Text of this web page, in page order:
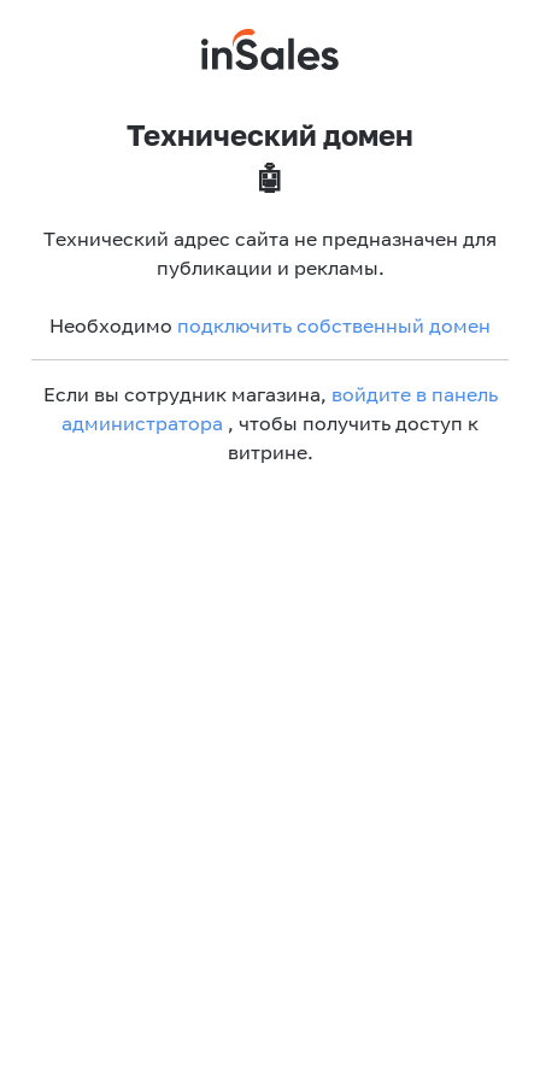
Технический домен
🤖
Технический адрес сайта не предназначен для
публикации и рекламы.
Необходимо подключить собственный домен
Если вы сотрудник магазина, войдите в панель
администратора , чтобы получить доступ к
витрине.